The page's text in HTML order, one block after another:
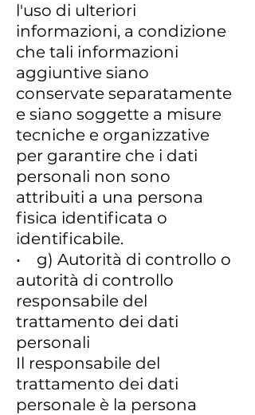
l'uso di ulteriori
informazioni, a condizione
che tali informazioni
aggiuntive siano
conservate separatamente
e siano soggette a misure
tecniche e organizzative
per garantire che i dati
personali non sono
attribuiti a una persona
fisica identificata o
identificabile.
• g) Autorità di controllo o
autorità di controllo
responsabile del
trattamento dei dati
personali
Il responsabile del
trattamento dei dati
personale è la persona